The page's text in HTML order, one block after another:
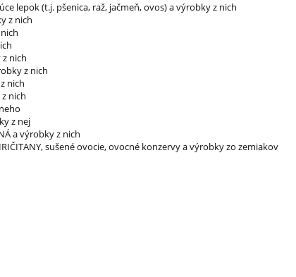
lepok (t.j. pšenica, raž, jačmeň, ovos) a výrobky z nich
z nich
z nich
z nich
nich
nich
z nej
a výrobky z nich
sušené ovocie, ovocné konzervy a výrobky zo zemiakov